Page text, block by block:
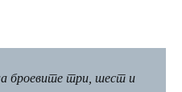
броевите три, шест и